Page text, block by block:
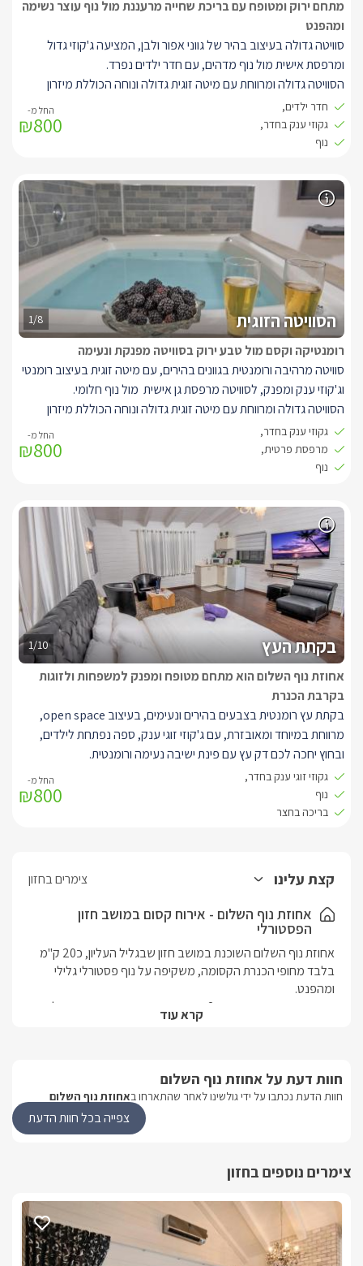
מתחם ירוק ומטופח עם בריכת שחייה מרעננת מול נוף עוצר נשימה
ומהפנט
סוויטה גדולה בעיצוב בהיר של גווני אפור ולבן, המציעה ג'קוזי גדול
ומרפסת אישית מול נוף מדהים, עם חדר ילדים נפרד.
הסוויטה גדולה ומרווחת עם מיטה זוגית גדולה ונוחה הכוללת מיזרון
אורטופדי, ג'קוזי מלבני זוגי, פינת ישיבה זוגית, ומטבחון מאובזר הכולל:
מקרר קטן, כיריים חשמליות, פינת קפה/תה, קומקום חשמלי, מיקרוגל,
כלי הגשה וכלי בישול, ניתן לקבל גם פלטת שבת.
הילדים מסך טלוויזיה LCD נוסף, בסוויטה חדר רחצה מרווח עם סבונים
ומגבות, ובחוץ מרפסת פרטית עם שולחן וכיסאות.
חדר ילדים,
גקוזי ענק בחדר,
נוף
₪800
1/8 הסוויטה הזוגית
רומנטיקה וקסם מול טבע ירוק בסוויטה מפנקת ונעימה
סוויטה מרהיבה ורומנטית בגוונים בהירים, עם מיטה זוגית בעיצוב רומנטי
וג'קוזי ענק ומפנק, לסוויטה מרפסת גן אישית מול נוף חלומי.
הסוויטה גדולה ומרווחת עם מיטה זוגית גדולה ונוחה הכוללת מיזרון
אורטופדי, ג'קוזי מלבני זוגי, פינת ישיבה זוגית, ומטבחון מאובזר הכולל:
מקרר קטן, כיריים חשמליות, פינת קפה/תה, קומקום חשמלי, מיקרוגל,
כלי הגשה וכלי בישול, ניתן לקבל גם פלטת שבת.
ישיבה זוגית בעלת 2 כורסאות אישיות בגווני טורקיז.
בסוויטה חדר רחצה מרווח עם סבונים ומגבות, ובחוץ מרפסת פרטית עם
שולחן וכיסאות.
גקוזי ענק בחדר,
מרפסת פרטית,
נוף
₪800
1/10 בקתת העץ
אחוזת נוף השלום הוא מתחם מטופח ומפנק למשפחות ולזוגות
בקרבת הכנרת
בקתת עץ רומנטית בצבעים בהירים ונעימים, בעיצוב open space,
מרווחת במיוחד ומאובזרת, עם ג'קוזי זוגי ענק, ספה נפתחת לילדים,
ובחוץ יחכה לכם דק עץ עם פינת ישיבה נעימה ורומנטית.
בקתת עץ רומנטית ויפה, עם מיטה זוגית גדולה ונוחה, וג'קוזי מרובע, זוגי
ורומנטי עטוף בעץ איכותי.
מחוץ לפינה על דק עץ תוכלו ליהנות מישיבה רומנטית בחצר הגן הירוקה
והיפה המוארת בתאורת לילה קסומה.
גקוזי זוגי ענק בחדר,
נוף
בריכה בחצר
₪800
קצת עלינו צימרים בחזון
אחוזת נוף השלום - אירוח קסום במושב חזון
הפסטורלי
שינה נוסף לילדים.
חדישה וחיבור לכבלי YES בכל יחידה.
איזור החוץ
קרא עוד
חוות דעת על אחוזת נוף השלום
חוות הדעת נכתבו על ידי גולשינו לאחר שהתארחו באחוזת נוף השלום
צפייה בכל חוות הדעת
צימרים נוספים בחזון